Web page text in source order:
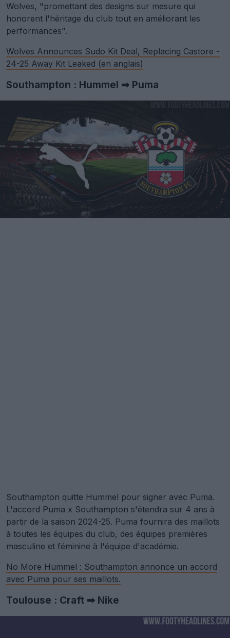
Wolves, "promettant des designs sur mesure qui
honorent l'héritage du club tout en améliorant les
performances".
Wolves Announces Sudo Kit Deal, Replacing Castore -
24-25 Away Kit Leaked (en anglais)
Southampton : Hummel ➡ Puma
Southampton quitte Hummel pour signer avec Puma.
L'accord Puma x Southampton s'étendra sur 4 ans à
partir de la saison 2024-25. Puma fournira des maillots
à toutes les équipes du club, des équipes premières
masculine et féminine à l'équipe d'académie.
No More Hummel : Southampton annonce un accord
avec Puma pour ses maillots.
Toulouse : Craft ➡ Nike